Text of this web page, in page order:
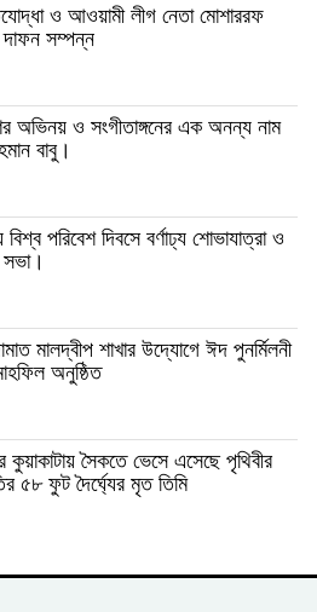
ও আওয়ামী লীগ নেতা মোশাররফ
দাফন সম্পন্ন
অভিনয় ও সংগীতাঙ্গনের এক অনন্য নাম
বাবু।
বিশ্ব পরিবেশ দিবসে বর্ণাঢ্য শোভাযাত্রা ও
মালদ্বীপ শাখার উদ্যোগে ঈদ পুনর্মিলনী
অনুষ্ঠিত
কুয়াকাটায় সৈকতে ভেসে এসেছে পৃথিবীর
৫৮ ফুট দৈর্ঘ্যের মৃত তিমি